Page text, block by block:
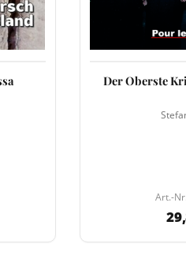
Der Oberste
Art.-